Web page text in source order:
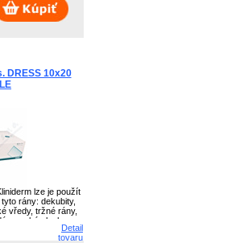
DRESS 10x20
lze je použít
rány: dekubity,
vředy, tržné rány,
plochy,
rány, povrchové aDetail
tovaru